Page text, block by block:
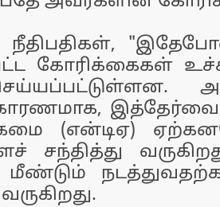
கோரிக்கைகள்
காரணமாக, இத்தேர்வை
(என்டிஏ)
சந்தித்து
மீண்டும்